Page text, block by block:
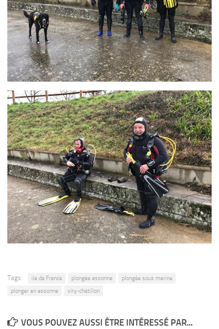
Lac Merveilleux
AUDIOVISUEL
Photo
Vidéo
Peinture
NAGE
NAP / NEV
Agenda
Les Palmes du Lac
Résultats Compétitions
MATERIEL
Section Matériel
Occasions
Tags: ile de France plongée essonne
plongée sous marine
plonger en essonne
viry-chatillon
VOUS POUVEZ AUSSI ÊTRE INTÉRESSÉ PAR...